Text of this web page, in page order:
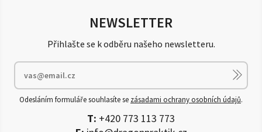
NEWSLETTER
Přihlašte se k odběru našeho newsletteru.
Odesláním formuláře souhlasíte se zásadami ochrany osobních údajů.
T: +420 773 113 773